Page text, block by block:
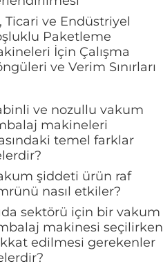
Ticari ve Endüstriyel
Paketleme
İçin Çalışma
ve Verim Sınırları
ve nozullu vakum
makineleri
temel farklar
şiddeti ürün raf
nasıl etkiler?
sektörü için bir vakum
makinesi seçilirken
edilmesi gerekenler